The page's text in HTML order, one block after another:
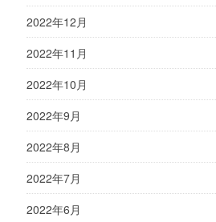
2022年12月
2022年11月
2022年10月
2022年9月
2022年8月
2022年7月
2022年6月